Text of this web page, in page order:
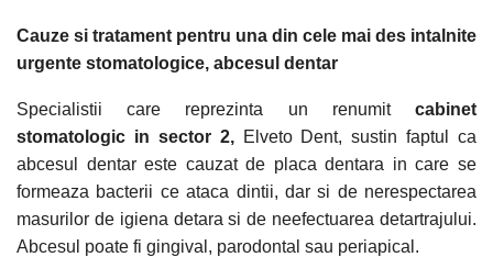
Cauze si tratament pentru una din cele mai des intalnite
urgente stomatologice, abcesul dentar
Specialistii care reprezinta un renumit cabinet
stomatologic in sector 2, Elveto Dent, sustin faptul ca
abcesul dentar este cauzat de placa dentara in care se
formeaza bacterii ce ataca dintii, dar si de nerespectarea
masurilor de igiena detara si de neefectuarea detartrajului.
Abcesul poate fi gingival, parodontal sau periapical.